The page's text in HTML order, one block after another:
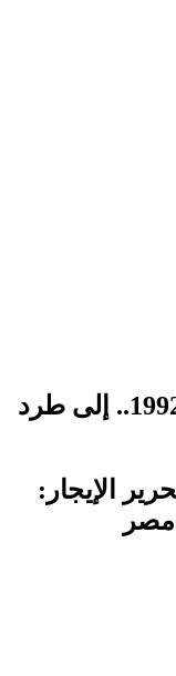
من قانون طرد الفلاحين عام 1992.. إلى طرد
الإيجار:
مصر